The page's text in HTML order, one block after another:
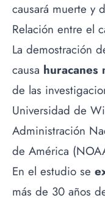
causará muerte y
Relación entre el
La demostración
causa huracanes
de las
Universidad de
Administración
de América
En el estudio se
más de 30 años